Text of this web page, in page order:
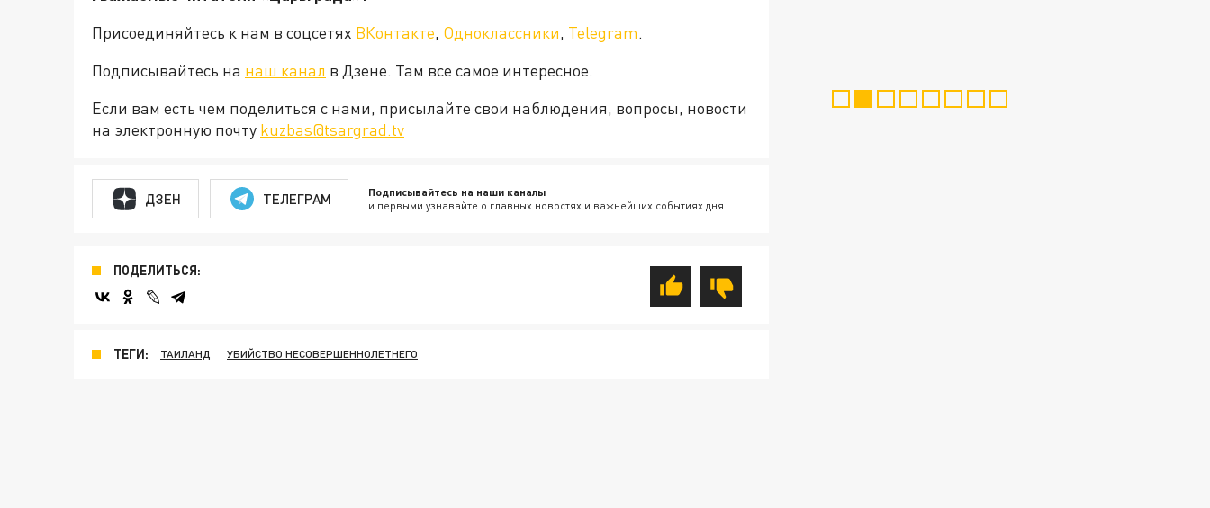
Присоединяйтесь к нам в соцсетях ВКонтакте, Одноклассники, Telegram.
Подписывайтесь на наш канал в Дзене. Там все самое интересное.
Если вам есть чем поделиться с нами, присылайте свои наблюдения, вопросы, новости
на электронную почту kuzbas@tsargrad.tv
ДЗЕН ТЕЛЕГРАМ Подписывайтесь на наши каналы
и первыми узнавайте о главных новостях и важнейших событиях дня.
ПОДЕЛИТЬСЯ:
ТЕГИ: ТАИЛАНД УБИЙСТВО НЕСОВЕРШЕННОЛЕТНЕГО